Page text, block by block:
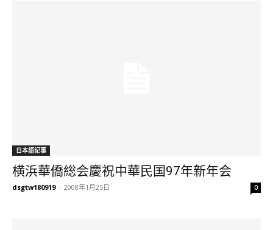
日本語記事
横浜華僑総会慶祝中華民国97年新年会
dsgtw180919 - 2008年1月25日 0